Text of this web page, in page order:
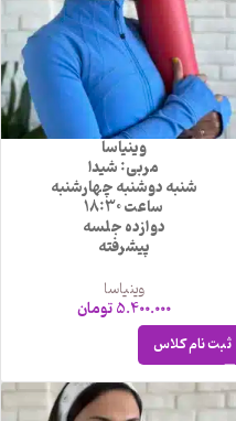
وینیاسا
مربی: شیدا
شنبه دوشنبه چهارشنبه
ساعت 18:30
دوازده جلسه
پیشرفته
وینیاسا
5.400.000تومان
ثبت نام کلاس